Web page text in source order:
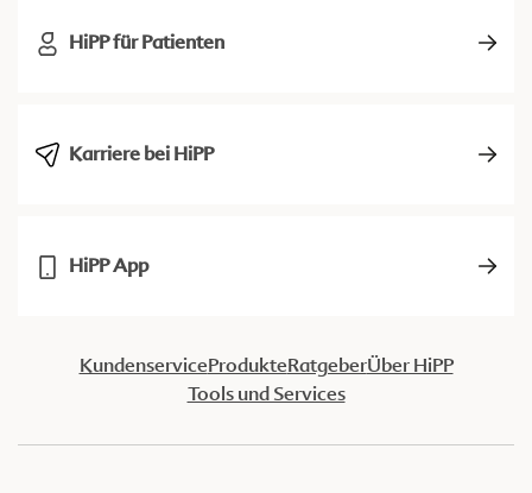
HiPP für Patienten
Karriere bei HiPP
HiPP App
KundenserviceProdukteRatgeberÜber HiPP
Tools und Services